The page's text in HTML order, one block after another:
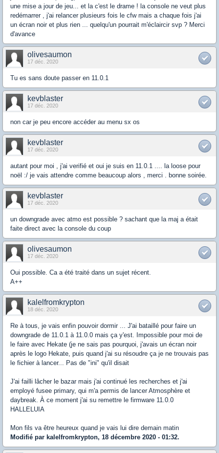
une mise a jour de jeu... et la c'est le drame ! la console ne veut plus
redémarrer , j'ai relancer plusieurs fois le cfw mais a chaque fois j'ai
un écran noir et plus rien ... quelqu'un pourrait m'éclaircir svp ? Merci
d'avance
olivesaumon
17 déc. 2020
Tu es sans doute passer en 11.0.1
kevblaster
17 déc. 2020
non car je peu encore accéder au menu sx os
kevblaster
17 déc. 2020
autant pour moi , j'ai verifié et oui je suis en 11.0.1 .... la loose pour
noël :/ je vais attendre comme beaucoup alors , merci . bonne soirée.
kevblaster
17 déc. 2020
un downgrade avec atmo est possible ? sachant que la maj a était
faite direct avec la console du coup
olivesaumon
17 déc. 2020
Oui possible. Ca a été traité dans un sujet récent.
A++
kalelfromkrypton
18 déc. 2020
Re à tous, je vais enfin pouvoir dormir ... J'ai bataillé pour faire un
downgrade de 11.0.1 à 11.0.0 mais ça y'est. Impossible pour moi de
le faire avec Hekate (je ne sais pas pourquoi, j'avais un écran noir
après le logo Hekate, puis quand j'ai su résoudre ça je ne trouvais pas
le fichier à lancer... Pas de "ini" qu'il disait
J'ai failli lâcher le bazar mais j'ai continué les recherches et j'ai
employé fusee primary, qui m'a permis de lancer Atmosphère et
daybreak. À ce moment j'ai su remettre le firmware 11.0.0
HALLELUIA
Mon fils va être heureux quand je vais lui dire demain matin
Modifié par kalelfromkrypton, 18 décembre 2020 - 01:32.